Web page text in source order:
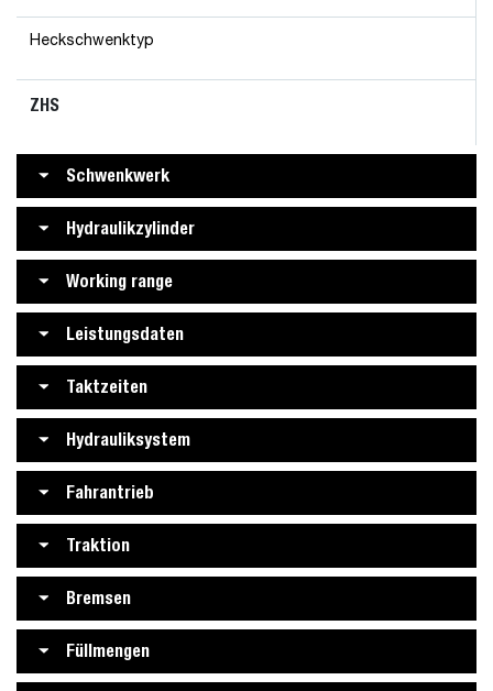
Heckschwenktyp
ZHS
Schwenkwerk
Hydraulikzylinder
Working range
Leistungsdaten
Taktzeiten
Hydrauliksystem
Fahrantrieb
Traktion
Bremsen
Füllmengen